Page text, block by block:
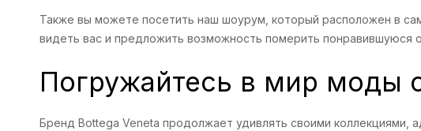
Также вы можете посетить наш шоурум, который расположен в
видеть вас и предложить возможность померить понравившуюся
Погружайтесь в мир моды с
Бренд Bottega Veneta продолжает удивлять своими коллекциями,